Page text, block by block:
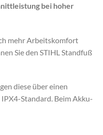
bei hoher
mehr Arbeitskomfort
Sie den STIHL Standfuß
diese über einen
Standard. Beim Akku-